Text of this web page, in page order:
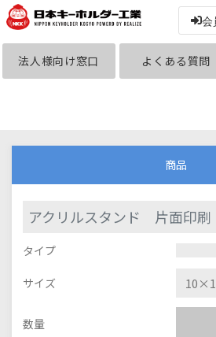
会
法人様向け窓口 よくある質問
商品
アクリルスタンド 片面印
タイプ
サイズ
数量